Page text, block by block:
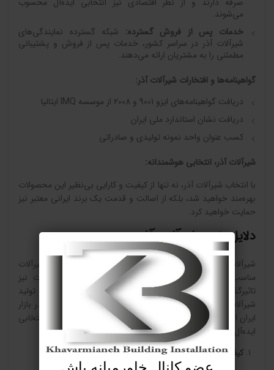
می‌شوند.
خدمات پس از فروش گسترده: شبکه گسترده نمایندگی‌های
شیرآلات آذر در سراسر کشور، خدمات پس از فروش و پشتیبانی
مطمئنی را به مشتریان ارائه می‌دهند.
گواهینامه‌ها و افتخارات شیرآلات آذر:
دریافت گواهینامه‌های ایزو 9001 و 2008 از موسسه IMQ ایتالیا
دریافت نشان استاندارد ملی ایران
کسب عنوان واحد نمونه تولیدی و صادراتی
شیرآلات آذر، انتخابی هوشمندانه:
با انتخاب شیرآلات آذر، نه تنها از کیفیت و کارایی بی‌نظیر این محصولات
بهره‌مند خواهید شد، بلکه از اصالت و قدمت یک برند ایرانی معتبر نیز
حمایت خواهید کرد.
دلایل خرید شیرآلات آذر
شیرآلات نقش مهمی در هر ساختمان ایفا می‌کنند و انتخاب شیرآلات
مناسب می‌تواند علاوه بر زیبایی، بر دوام و امنیت تاسیسات نیز
تاثیرگذار باشد.
شیرآلات آذربا سابقه‌ای بیش از نیم قرن در تولید
شیرآلات ساختمانی و صنعتی، یکی از برندهای معتبر و نام آشنا در بازار
ایران است. در این مقاله به بررسی دلایلی که شیرآلات آذر را به انتخابی
ایده‌آل برای ساختمان شما تبدیل می‌کنند می‌پردازیم:
کیفیت و مرغوبیت: